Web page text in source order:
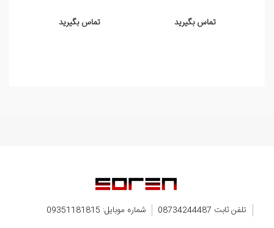
تماس بگیرید تماس بگیرید
تلفن ثابت 08734244487
شماره موبایل: 09351181815